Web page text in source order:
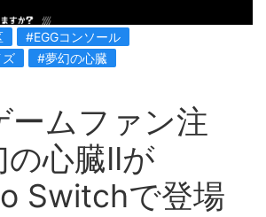
#EGGコンソール
ズ
#夢幻の心臓
ームファン注
の心臓IIが
Switchで登場